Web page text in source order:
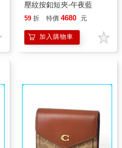
壓紋按釦短夾-午夜藍
59 折 特價 4680 元
加入購物車